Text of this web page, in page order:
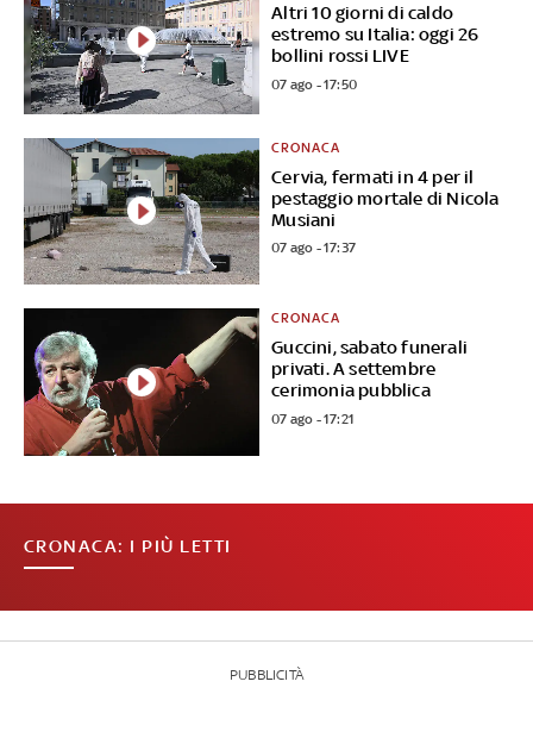
Altri 10 giorni di caldo
estremo su Italia: oggi 26
bollini rossi LIVE
07 ago - 17:50
Cervia, fermati in 4 per il
pestaggio mortale di Nicola
Musiani
CRONACA
07 ago - 17:37
Guccini, sabato funerali
privati. A settembre
cerimonia pubblica
CRONACA
07 ago - 17:21
CRONACA: I PIÙ LETTI
PUBBLICITÀ